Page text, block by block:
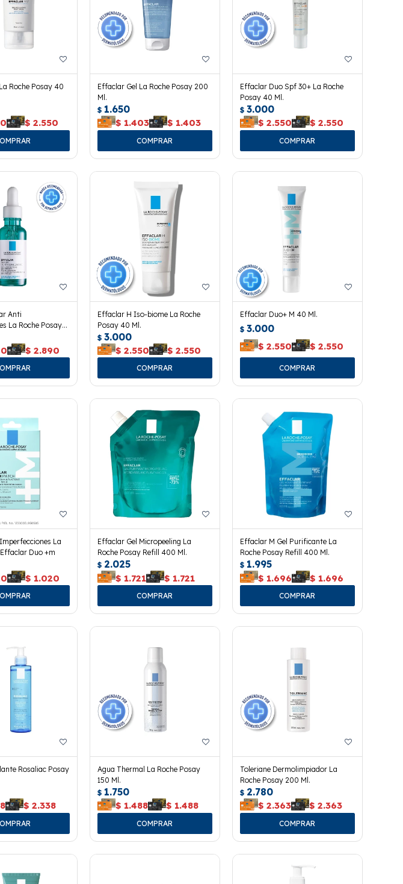
Roche Posay 40
$ 2.550
Effaclar Gel La Roche Posay 200
Ml.
$ 1.650
$ 1.403 $ 1.403
Effaclar Duo Spf 30+ La Roche
Posay 40 Ml.
$ 3.000
$ 2.550 $ 2.550
Anti
La Roche Posay
$ 2.890
Effaclar H Iso-biome La Roche
Posay 40 Ml.
$ 3.000
$ 2.550 $ 2.550
Effaclar Duo+ M 40 Ml.
$ 3.000
$ 2.550 $ 2.550
La
Duo +m
$ 1.020
Effaclar Gel Micropeeling La
Roche Posay Refill 400 Ml.
$ 2.025
$ 1.721 $ 1.721
Effaclar M Gel Purificante La
Roche Posay Refill 400 Ml.
$ 1.995
$ 1.696 $ 1.696
Rosaliac Posay
$ 2.338
Agua Thermal La Roche Posay
150 Ml.
$ 1.750
$ 1.488 $ 1.488
Toleriane Dermolimpiador La
Roche Posay 200 Ml.
$ 2.780
$ 2.363 $ 2.363